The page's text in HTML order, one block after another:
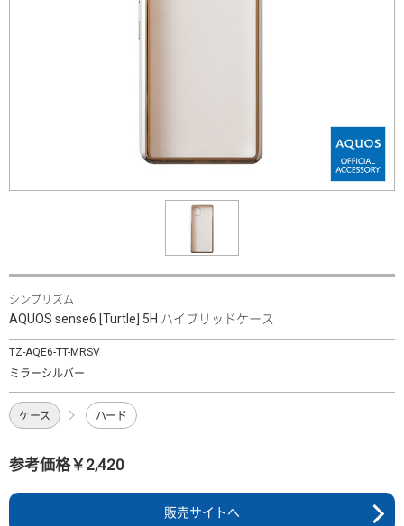
シンプリズム
AQUOS sense6 [Turtle] 5H ハイブリッドケース
TZ-AQE6-TT-MRSV
ミラーシルバー
ケース ハード
参考価格￥2,420
販売サイトへ